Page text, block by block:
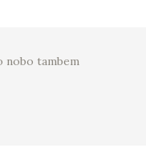
nobo tambem